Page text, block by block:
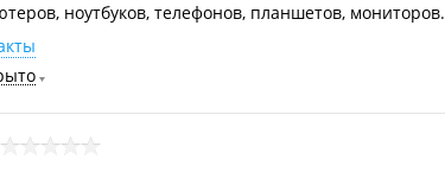
ноутбуков, телефонов, планшетов, мониторов.